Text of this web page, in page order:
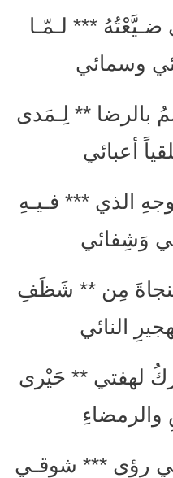
*** لـمّـا
وسمائي
بالرضا ** لِـمَدى
أعبائي
الذي *** فـيـهِ
وَشِفائي
مِن ** شَظَفِ
النائي
لهفتي ** حَيْرى
في رؤى *** شوقـي